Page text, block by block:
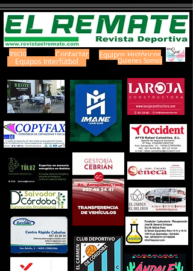
Inicio Contactar
Equipos Interfútbol
Equipos Históricos
Quienes Somos